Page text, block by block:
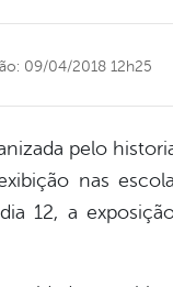
09/04/2018 12h25
pelo
nas
12, a